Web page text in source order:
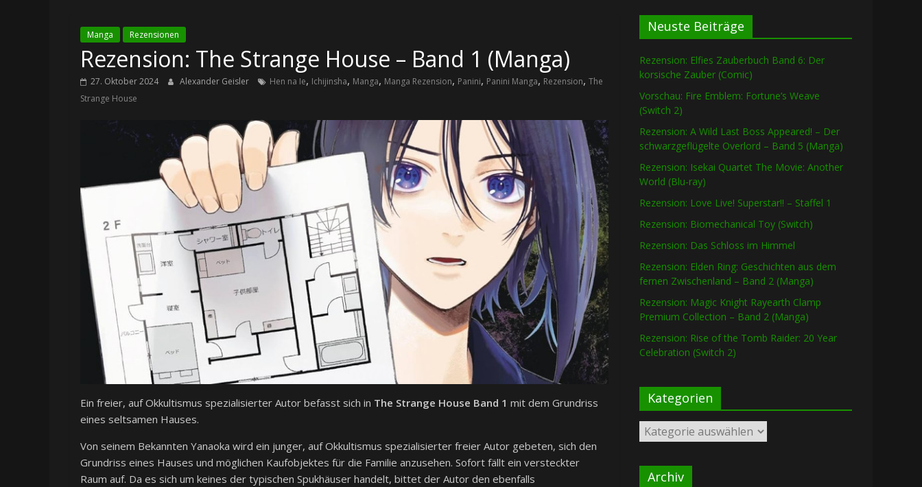
Manga Rezensionen
Rezension: The Strange House – Band 1 (Manga)
27. Oktober 2024 Alexander Geisler Hen na Ie, Ichijinsha, Manga, Manga Rezension, Panini, Panini Manga, Rezension, The
Strange House
Ein freier, auf Okkultismus spezialisierter Autor befasst sich in The Strange House Band 1 mit dem Grundriss
eines seltsamen Hauses.
Von seinem Bekannten Yanaoka wird ein junger, auf Okkultismus spezialisierter freier Autor gebeten, sich den
Grundriss eines Hauses und möglichen Kaufobjektes für die Familie anzusehen. Sofort fällt ein versteckter
Raum auf. Da es sich um keines der typischen Spukhäuser handelt, bittet der Autor den ebenfalls
Neuste Beiträge
Rezension: Elfies Zauberbuch Band 6: Der
korsische Zauber (Comic)
Vorschau: Fire Emblem: Fortune’s Weave
(Switch 2)
Rezension: A Wild Last Boss Appeared! – Der
schwarzgeflügelte Overlord – Band 5 (Manga)
Rezension: Isekai Quartet The Movie: Another
World (Blu-ray)
Rezension: Love Live! Superstar!! – Staffel 1
Rezension: Biomechanical Toy (Switch)
Rezension: Das Schloss im Himmel
Rezension: Elden Ring: Geschichten aus dem
fernen Zwischenland – Band 2 (Manga)
Rezension: Magic Knight Rayearth Clamp
Premium Collection – Band 2 (Manga)
Rezension: Rise of the Tomb Raider: 20 Year
Celebration (Switch 2)
Kategorien
Kategorien
Archiv